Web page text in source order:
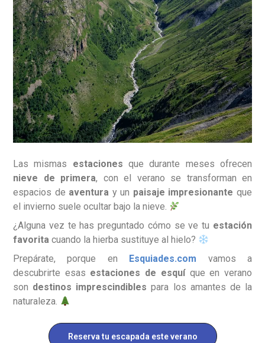
Las mismas estaciones que durante meses ofrecen
nieve de primera, con el verano se transforman en
espacios de aventura y un paisaje impresionante que
el invierno suele ocultar bajo la nieve.
¿Alguna vez te has preguntado cómo se ve tu estación
favorita cuando la hierba sustituye al hielo?
Prepárate, porque en
Esquiades.com vamos a
descubrirte esas estaciones de esquíque en verano
son destinos imprescindibles para los amantes de la
naturaleza.
Reserva tu escapada este verano